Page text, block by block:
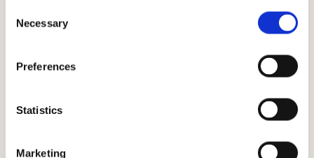
Selection
Necessary
Preferences
Statistics
Marketing
気候動向